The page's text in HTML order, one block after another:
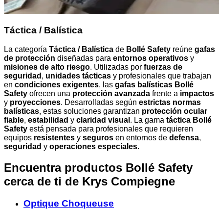
Táctica / Balística
La categoría Táctica / Balística de Bollé Safety reúne gafas
de protección diseñadas para entornos operativos y
misiones de alto riesgo. Utilizadas por fuerzas de
seguridad , unidades tácticas y profesionales que trabajan
en condiciones exigentes, las gafas balísticas Bollé
Safety ofrecen una protección avanzada frente a impactos
y proyecciones. Desarrolladas según estrictas normas
balísticas, estas soluciones garantizan protección ocular
fiable, estabilidad y claridad visual . La gama táctica Bollé
Safety está pensada para profesionales que requieren
equipos resistentes y seguros en entornos de defensa,
seguridad y operaciones especiales.
Encuentra productos Bollé Safety
cerca de ti de Krys Compiegne
Optique Choqueuse